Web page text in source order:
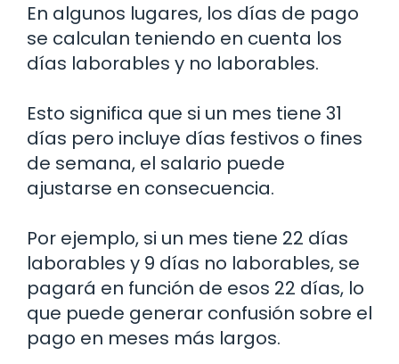
En algunos lugares, los días de pago
se calculan teniendo en cuenta los
días laborables y no laborables.
Esto significa que si un mes tiene 31
días pero incluye días festivos o fines
de semana, el salario puede
ajustarse en consecuencia.
Por ejemplo, si un mes tiene 22 días
laborables y 9 días no laborables, se
pagará en función de esos 22 días, lo
que puede generar confusión sobre el
pago en meses más largos.